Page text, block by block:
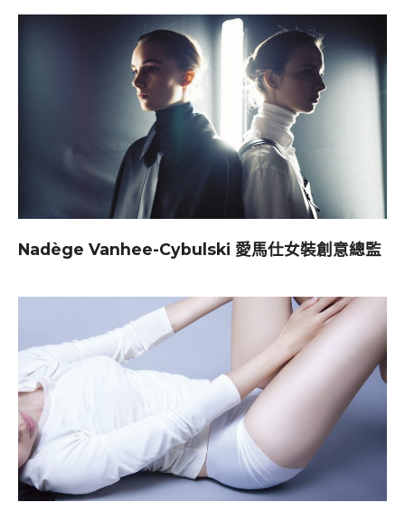
Nadège Vanhee-Cybulski 愛馬仕女裝創意總監